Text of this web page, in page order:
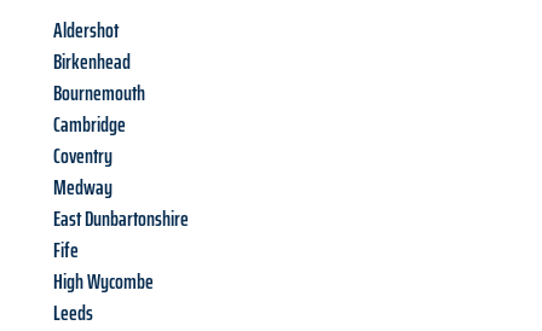
Aldershot
Birkenhead
Bournemouth
Cambridge
Coventry
Medway
East Dunbartonshire
Fife
High Wycombe
Leeds